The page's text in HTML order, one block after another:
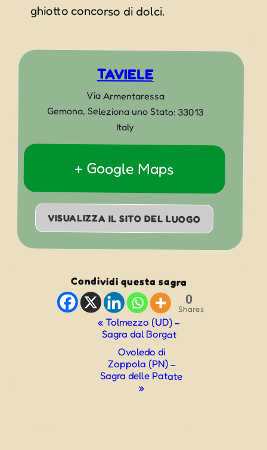
ghiotto concorso di dolci.
TAVIELE
Via Armentaressa
Gemona, Seleziona uno Stato: 33013
Italy
+ Google Maps
VISUALIZZA IL SITO DEL LUOGO
Condividi questa sagra
0
Shares
«Tolmezzo (UD) –
Sagra dal Borgat
Ovoledo di
Zoppola (PN) –
Sagra delle Patate
»